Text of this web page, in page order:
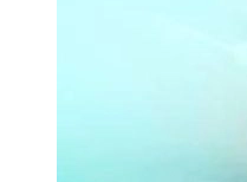
Bí quyết lựa
chuẩn sắc nét
Để sở hữu một tấm ảnh
hòa, bạn hãy lưu ý một